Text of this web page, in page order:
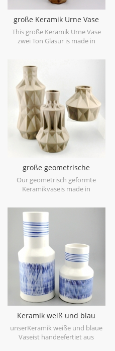
große Keramik Urne Vase
zwei Ton Glasur
This große Keramik Urne Vase
zwei Ton Glasur is made in
material to present two tone
colors,it is hand crafted so the
color is variance,two size
options with 19.7''h and 16.7''h.
große geometrische
Keramikvase braun 3er Set
Our geometrisch geformte
Keramikvaseis made in
material in geometric shapes,it is
hand-crafted with three sizes
assorted,very nice fit with your
modern furniture.
Keramik weiß und blau
Tischvase Hand malen
unserKeramik weiße und blaue
Vaseist handgefertigt aus